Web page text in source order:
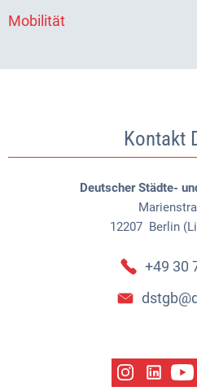
Mobilität
Kontakt
Deutscher Städte-
12207 Berlin
+49 30